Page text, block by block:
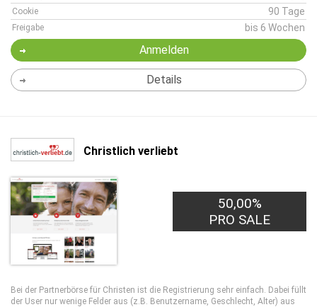
Cookie 90 Tage
Freigabe bis 6 Wochen
Anmelden
Details
Christlich verliebt
0,50€
PRO LEAD
50,00%
PRO SALE
Bei der Partnerbörse für Christen ist die Registrierung sehr einfach. Dabei füllt
der User nur wenige Felder aus (z.B. Benutzername, Geschlecht, Alter) aus